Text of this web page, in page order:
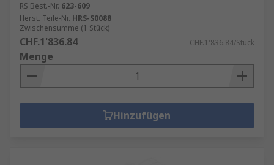
RS Best.-Nr. 623-609
Herst. Teile-Nr. HRS-S0088
Zwischensumme (1 Stück)
CHF.1'836.84 CHF.1'836.84/Stück
Menge
Hinzufügen